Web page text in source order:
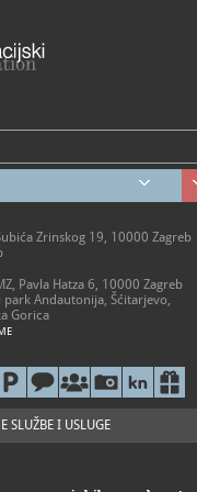
Zrinskog 19, 10000 Zagreb
Pavla Hatza 6, 10000 Zagreb
park Andautonija, Šćitarjevo,
Gorica
h
13 h
državnim
i neradnim danima
SLUŽBE I USLUGE